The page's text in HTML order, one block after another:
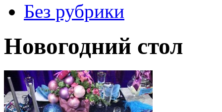
Без рубрики
Новогодний стол